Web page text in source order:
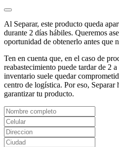
Al Separar, este producto queda
durante 2 días hábiles. Queremos
oportunidad de obtenerlo antes que
Ten en cuenta que, en el caso de
reabastecimiento puede tardar de 2
inventario suele quedar
centro de logística. Por eso, Separar
garantizar tu producto.